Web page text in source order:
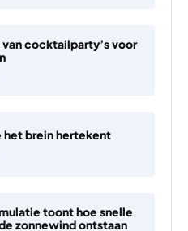
cocktailparty’s voor
het brein hertekent
toont hoe snelle
zonnewind ontstaan